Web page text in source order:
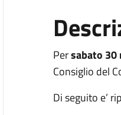
Persabato 30
Consiglio del
Di seguito e’